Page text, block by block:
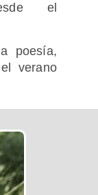
el
poesía,
verano